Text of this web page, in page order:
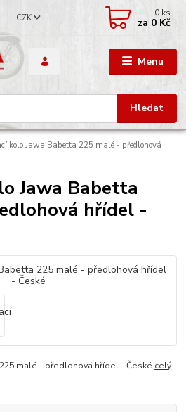
Menu
CZK
Hledat
0 ks
za 0 Kč
kolo Jawa Babetta 225 malé - předlohová
Jawa Babetta
hřídel -
malé - předlohová hřídel - České celý